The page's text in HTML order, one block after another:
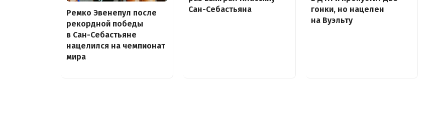
Ремко Эвенепул после
рекордной победы
в Сан-Себастьяне
нацелился на чемпионат
мира
Сан-Себастьяна
гонки, но нацелен
на Вуэльту